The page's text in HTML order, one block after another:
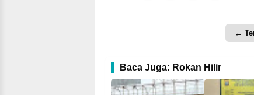
←
Baca Juga: Rokan Hilir